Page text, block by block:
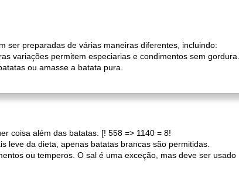
ser preparadas de várias maneiras diferentes, incluindo:
variações permitem especiarias e condimentos sem gordura.
ou amasse a batata pura.
coisa além das batatas. [! 558 => 1140 = 8!
leve da dieta, apenas batatas brancas são permitidas.
ou temperos. O sal é uma exceção, mas deve ser usado